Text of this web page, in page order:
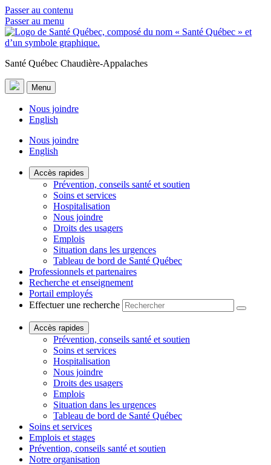
Passer au contenu
Passer au menu
Santé Québec Chaudière-Appalaches
Menu
Nous joindre
English
Nous joindre
English
Accès rapides
Prévention, conseils santé et soutien
Soins et services
Hospitalisation
Nous joindre
Droits des usagers
Emplois
Situation dans les urgences
Tableau de bord de Santé Québec
Professionnels et partenaires
Recherche et enseignement
Portail employés
Effectuer une recherche
Accès rapides
Prévention, conseils santé et soutien
Soins et services
Hospitalisation
Nous joindre
Droits des usagers
Emplois
Situation dans les urgences
Tableau de bord de Santé Québec
Soins et services
Emplois et stages
Prévention, conseils santé et soutien
Notre organisation